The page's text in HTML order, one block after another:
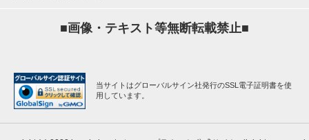
■画像・テキスト等無断転載禁止■
当サイトはグローバルサイン社発行のSSL電子証明書を使
用しています。